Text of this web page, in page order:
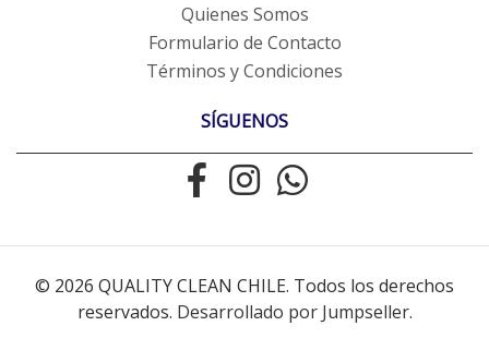
Quienes Somos
Formulario de Contacto
Términos y Condiciones
SÍGUENOS
© 2026 QUALITY CLEAN CHILE. Todos los derechos
reservados. Desarrollado por Jumpseller.